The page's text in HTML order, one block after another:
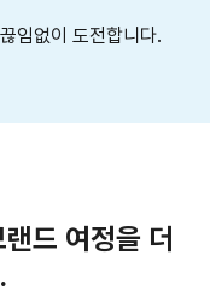
임없이 도전합니다.
드 여정을 더